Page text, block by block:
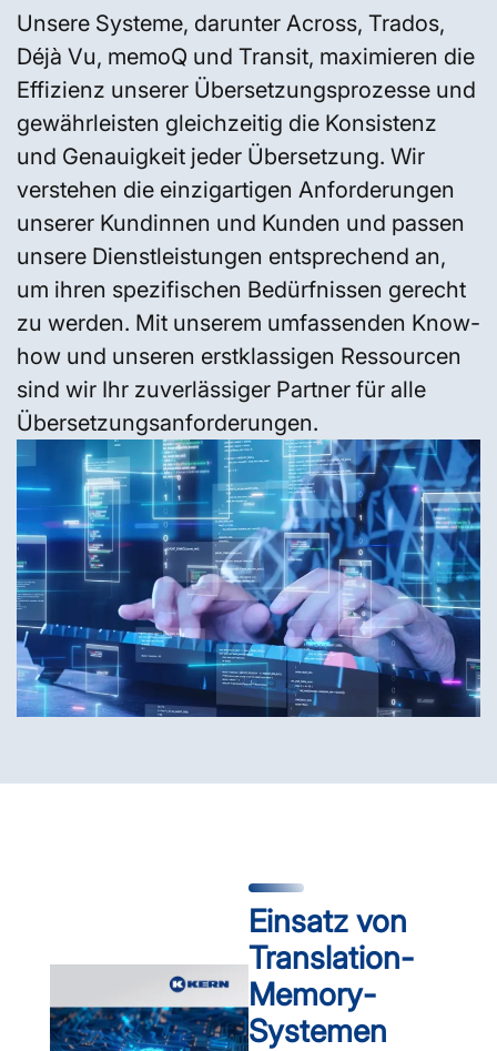
Unsere Systeme, darunter Across, Trados,
Déjà Vu, memoQ und Transit, maximieren die
Effizienz unserer Übersetzungsprozesse und
gewährleisten gleichzeitig die Konsistenz
und Genauigkeit jeder Übersetzung. Wir
verstehen die einzigartigen Anforderungen
unserer Kundinnen und Kunden und passen
unsere Dienstleistungen entsprechend an,
um ihren spezifischen Bedürfnissen gerecht
zu werden. Mit unserem umfassenden Know-
how und unseren erstklassigen Ressourcen
sind wir Ihr zuverlässiger Partner für alle
Übersetzungsanforderungen.
Einsatz von
Translation-
Memory-
Systemen